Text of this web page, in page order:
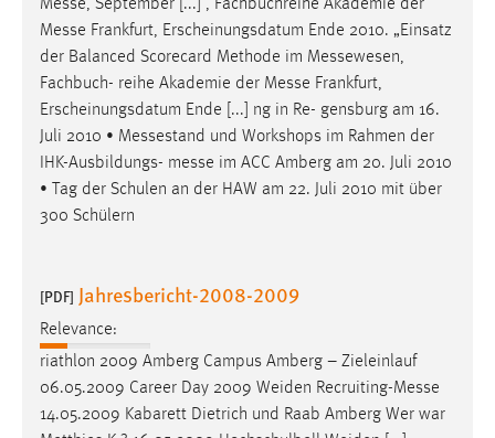
Messe, September [...] , Fachbuchreihe Akademie der
Messe Frankfurt, Erscheinungsdatum Ende 2010. „Einsatz
der Balanced Scorecard Methode im Messewesen,
Fachbuch- reihe Akademie der Messe Frankfurt,
Erscheinungsdatum Ende [...] ng in Re- gensburg am 16.
Juli 2010 • Messestand und Workshops im Rahmen der
IHK-Ausbildungs- messe im ACC Amberg am 20. Juli 2010
• Tag der Schulen an der HAW am 22. Juli 2010 mit über
300 Schülern
[PDF] Jahresbericht-2008-2009
Relevance:
riathlon 2009 Amberg Campus Amberg – Zieleinlauf
06.05.2009 Career Day 2009 Weiden Recruiting-Messe
14.05.2009 Kabarett Dietrich und Raab Amberg Wer war